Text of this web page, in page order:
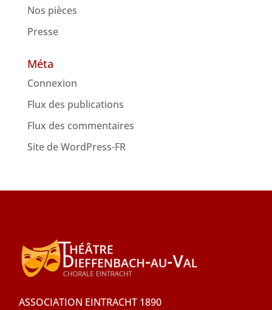
Nos pièces
Presse
Méta
Connexion
Flux des publications
Flux des commentaires
Site de WordPress-FR
ASSOCIATION EINTRACHT 1890